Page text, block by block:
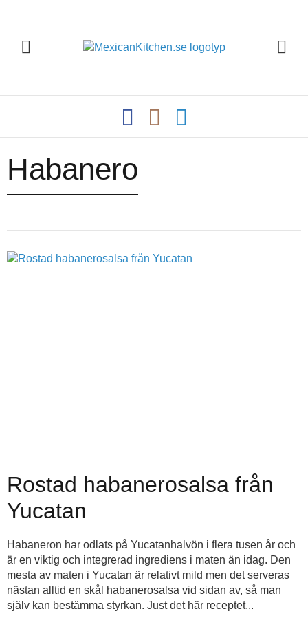
Habanero
Rostad habanerosalsa från
Yucatan
Habaneron har odlats på Yucatanhalvön i flera tusen år och
är en viktig och integrerad ingrediens i maten än idag. Den
mesta av maten i Yucatan är relativt mild men det serveras
nästan alltid en skål habanerosalsa vid sidan av, så man
själv kan bestämma styrkan. Just det här receptet...